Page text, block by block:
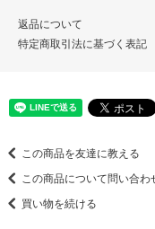
返品について
特定商取引法に基づく表記
この商品を友達に教える
この商品について問い合わ
買い物を続ける